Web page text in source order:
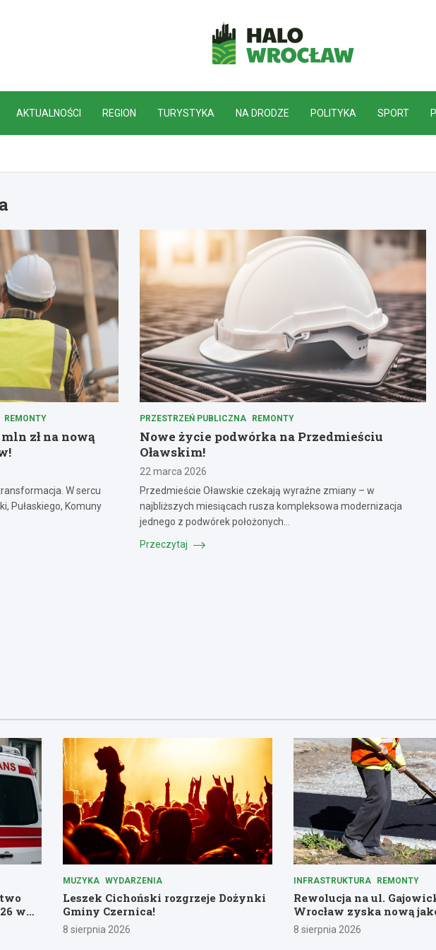
HaloWrocław.pl
AKTUALNOŚCI REGION TURYSTYKA NA DRODZE POLITYKA SPORT
REMONTY
zł na nową
W sercu
Pułaskiego, Komuny
PRZESTRZEŃ PUBLICZNA REMONTY
Nowe życie podwórka na Przedmieściu
Oławskim!
22 marca 2026
Przedmieście Oławskie czekają wyraźne zmiany – w
najbliższych miesiącach rusza kompleksowa modernizacja
jednego z podwórek położonych…
Przeczytaj
w
MUZYKA WYDARZENIA
Leszek Cichoński rozgrzeje Dożynki
Gminy Czernica!
8 sierpnia 2026
INFRASTRUKTURA REMONTY
Rewolucja na ul.
Wrocław zyska nową
8 sierpnia 2026